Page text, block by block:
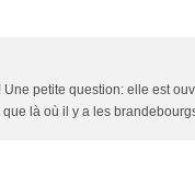
petite question: elle est
là où il y a les